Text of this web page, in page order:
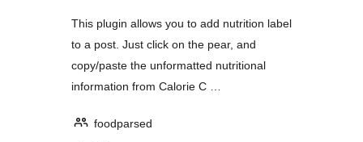
This plugin allows you to add nutrition label
to a post. Just click on the pear, and
copy/paste the unformatted nutritional
information from Calorie C …
foodparsed